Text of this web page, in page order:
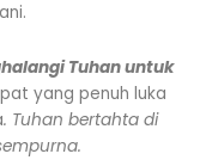
Tuhan untuk
yang penuh luka
. Tuhan bertahta di